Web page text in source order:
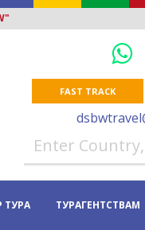
FAST TRACK
ТУРА ТУРАГЕНТСТВАМ